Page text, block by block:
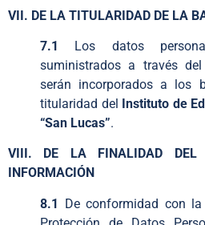
VII. DE LA TITULARIDAD DE LA
7.1
Los datos
suministrados a través
serán incorporados a los
titularidad del Instituto de
“San Lucas”.
VIII. DE LA FINALIDAD DEL
INFORMACIÓN
8.1 De conformidad con